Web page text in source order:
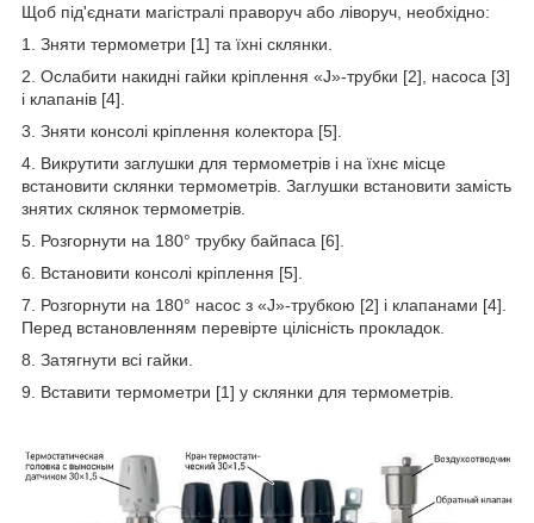
Щоб під'єднати магістралі праворуч або ліворуч, необхідно:
1. Зняти термометри [1] та їхні склянки.
2. Ослабити накидні гайки кріплення «J»-трубки [2], насоса [3]
і клапанів [4].
3. Зняти консолі кріплення колектора [5].
4. Викрутити заглушки для термометрів і на їхнє місце
встановити склянки термометрів. Заглушки встановити замість
знятих склянок термометрів.
5. Розгорнути на 180° трубку байпаса [6].
6. Встановити консолі кріплення [5].
7. Розгорнути на 180° насос з «J»-трубкою [2] і клапанами [4].
Перед встановленням перевірте цілісність прокладок.
8. Затягнути всі гайки.
9. Вставити термометри [1] у склянки для термометрів.